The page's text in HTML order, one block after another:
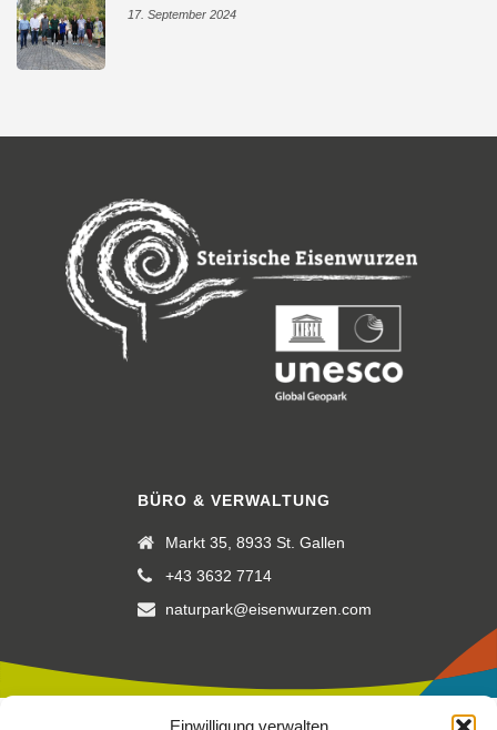
Einwilligung verwalten
17. September 2024
BÜRO & VERWALTUNG
Markt 35, 8933 St. Gallen
+43 3632 7714
naturpark@eisenwurzen.com